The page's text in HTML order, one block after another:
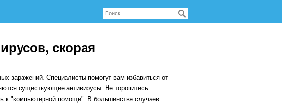
скорая
заражений. Специалисты помогут вам избавиться от
существующие антивирусы. Не торопитесь
к "компьютерной помощи". В большинстве случаев